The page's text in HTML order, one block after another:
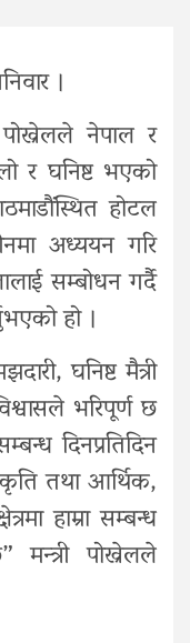
।
पोख्रेलले नेपाल र
र घनिष्ट भएको
होटल
अध्ययन गरि
सम्बोधन गर्दै
हो ।
घनिष्ट मैत्री
भरिपूर्ण छ
दिनप्रतिदिन
तथा आर्थिक,
हाम्रा सम्बन्ध
पोख्रेलले